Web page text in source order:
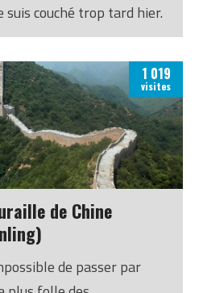
suis couché trop tard hier.
Palais d’été afin de
des lieux avant que
arrivent, mais il est
lorsque j’achète mon
1 019
visites
de Chine
de passer par